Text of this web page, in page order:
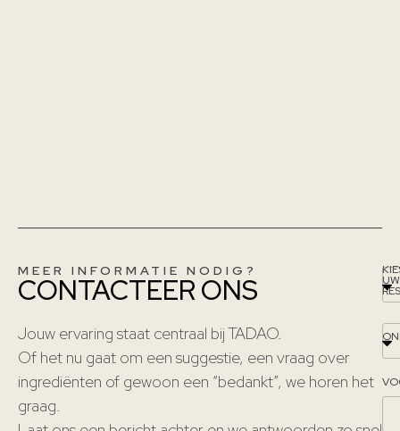
MEER INFORMATIE NODIG?
CONTACTEER ONS
Jouw ervaring staat centraal bij TADAO.
Of het nu gaat om een suggestie, een vraag over
ingrediënten of gewoon een “bedankt”, we horen het
graag.
UW